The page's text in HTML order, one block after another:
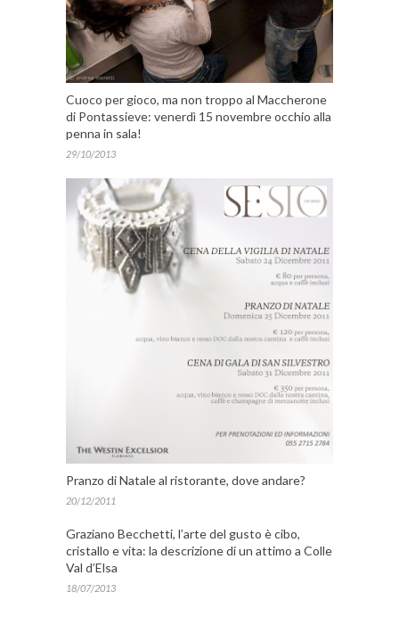
Cuoco per gioco, ma non troppo al Maccherone
di Pontassieve: venerdì 15 novembre occhio alla
penna in sala!
29/10/2013
Pranzo di Natale al ristorante, dove andare?
20/12/2011
Graziano Becchetti, l’arte del gusto è cibo,
cristallo e vita: la descrizione di un attimo a Colle
Val d’Elsa
18/07/2013